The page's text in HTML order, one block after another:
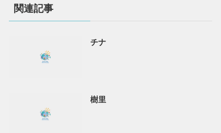
関連記事
チナ
樹里